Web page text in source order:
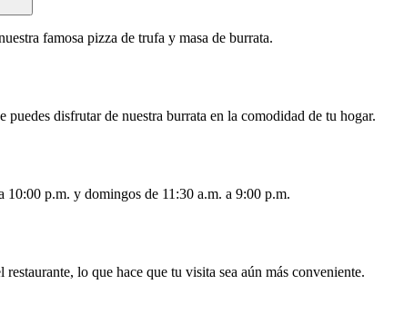
famosa pizza de trufa y masa de burrata.
disfrutar de nuestra burrata en la comodidad de tu hogar.
10:00 p.m. y domingos de 11:30 a.m. a 9:00 p.m.
lo que hace que tu visita sea aún más conveniente.